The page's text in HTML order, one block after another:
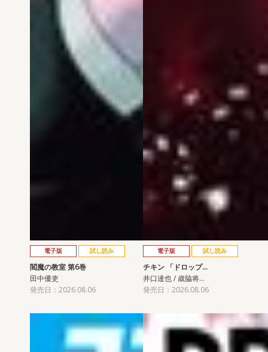
電子版 試し読み
閻魔の教室 第6巻
田中優吏
発売日：2026.08.06
電子版 試し読み
チキン 「ドロップ…
井口達也 / 歳脇将…
発売日：2026.08.06